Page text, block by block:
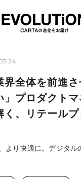
界全体を前進
」プロダクト
く、リテール
より快適に。デジタル